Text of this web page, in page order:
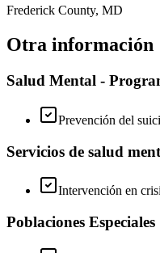
Frederick County, MD
Otra información
Salud Mental -
Prevención del
Servicios de salud
Intervención en
Poblaciones Especiales